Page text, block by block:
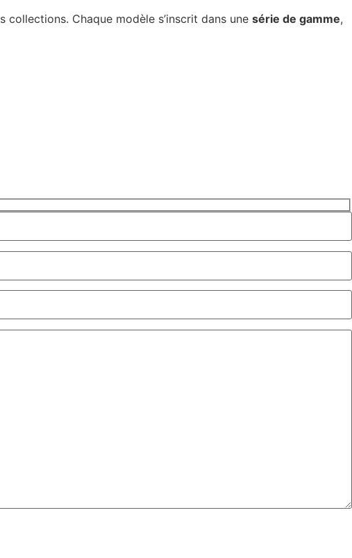
Chaque modèle s’inscrit dans une série de gamme,